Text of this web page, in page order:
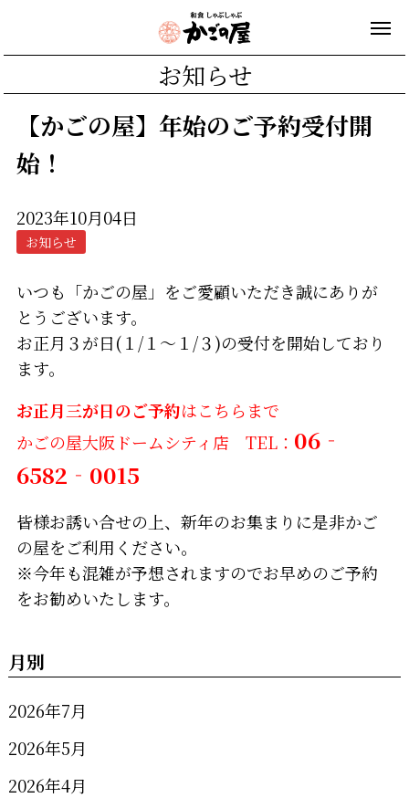
お知らせ
【かごの屋】年始のご予約受付開
始！
2023年10月04日
お知らせ
いつも「かごの屋」をご愛顧いただき誠にありが
とうございます。
お正月３が日(１/１～１/３)の受付を開始しており
ます。
お正月三が日のご予約はこちらまで
かごの屋大阪ドームシティ店
TEL： 06‐
6582‐0015
皆様お誘い合せの上、新年のお集まりに是非かご
の屋をご利用ください。
※今年も混雑が予想されますのでお早めのご予約
をお勧めいたします。
月別
2026年7月
2026年5月
2026年4月